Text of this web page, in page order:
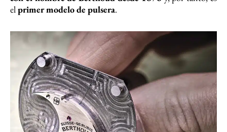
elprimer modelo de pulsera.